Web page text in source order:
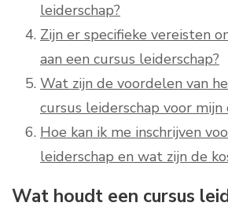
leiderschap?
Zijn er specifieke vereisten
aan een cursus leiderschap?
Wat zijn de voordelen van
cursus leiderschap voor mijn
Hoe kan ik me inschrijven
leiderschap en wat zijn de
Wat houdt een cursus